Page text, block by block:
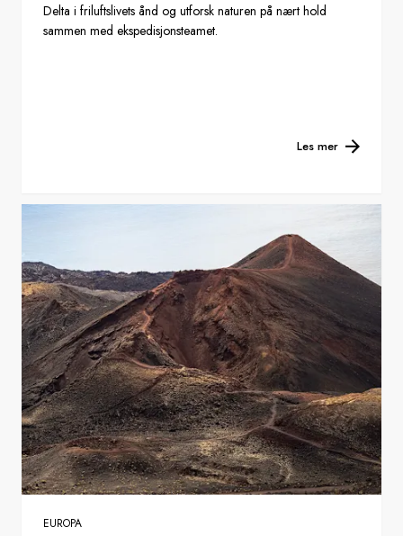
Delta i friluftslivets ånd og utforsk naturen på nært hold
sammen med ekspedisjonsteamet.
Les mer
EUROPA